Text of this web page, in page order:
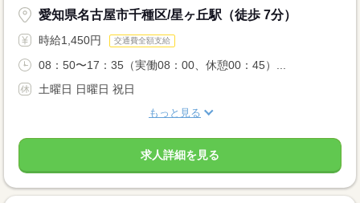
愛知県名古屋市千種区/星ヶ丘駅（徒歩 7分）
時給1,450円 交通費全額支給
08：50〜17：35（実働08：00、休憩00：45）...
土曜日 日曜日 祝日
もっと見る
求人詳細を見る